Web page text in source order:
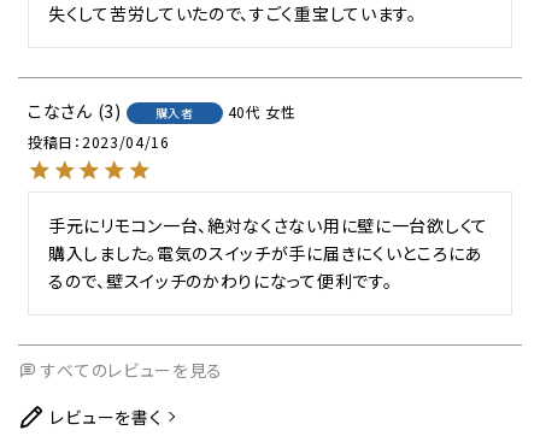
失くして苦労していたので、すごく重宝しています。
こな 3 購入者 40代 女性
投稿日 2023/04/16
手元にリモコン一台、絶対なくさない用に壁に一台欲しくて
購入しました。電気のスイッチが手に届きにくいところにあ
すべてのレビューを見る
レビューを書く